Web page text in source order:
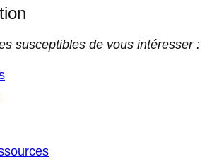
susceptibles de vous intéresser :